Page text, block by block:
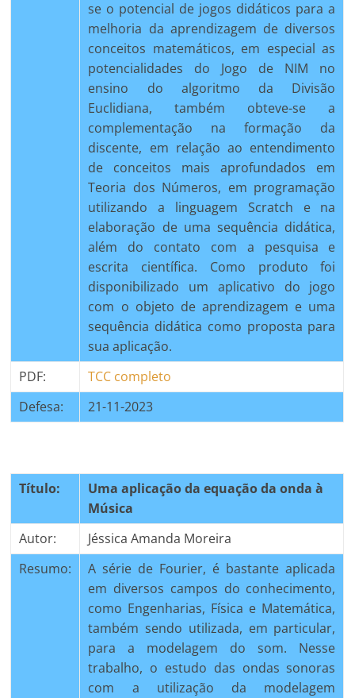
se o potencial de jogos didáticos para a
melhoria da aprendizagem de diversos
conceitos matemáticos, em especial as
potencialidades do Jogo de NIM no
ensino do algoritmo da Divisão
Euclidiana, também obteve-se a
complementação na formação da
discente, em relação ao entendimento
de conceitos mais aprofundados em
Teoria dos Números, em programação
utilizando a linguagem Scratch e na
elaboração de uma sequência didática,
além do contato com a pesquisa e
escrita científica. Como produto foi
disponibilizado um aplicativo do jogo
com o objeto de aprendizagem e uma
sequência didática como proposta para
sua aplicação.
PDF:
TCC completo
Defesa:
21-11-2023
Título:
Uma aplicação da equação da onda à
Música
Autor:
Jéssica Amanda Moreira
Resumo:
A série de Fourier, é bastante aplicada
em diversos campos do conhecimento,
como Engenharias, Física e Matemática,
também sendo utilizada, em particular,
para a modelagem do som. Nesse
trabalho, o estudo das ondas sonoras
com a utilização da modelagem